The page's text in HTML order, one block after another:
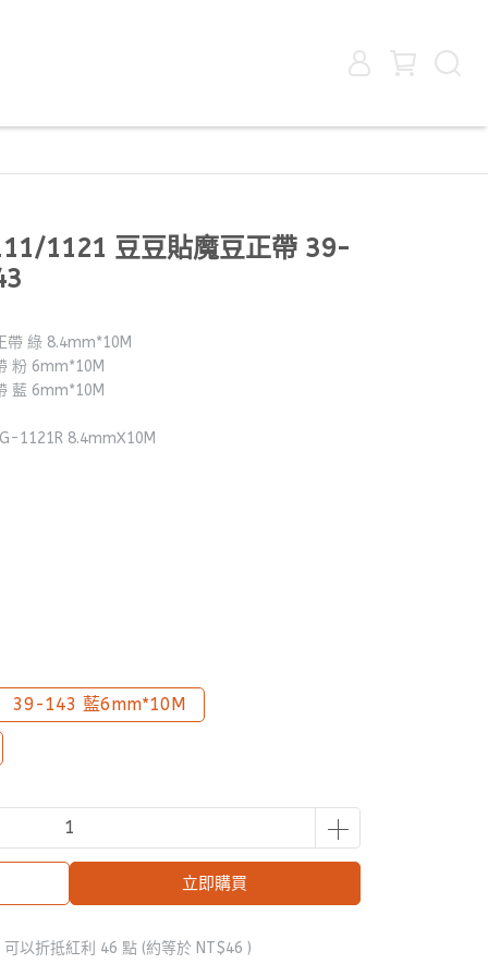
1121 豆豆貼魔豆正帶 39-
綠 8.4mm*10M
粉 6mm*10M
藍 6mm*10M
1121R 8.4mmX10M
39-143 藍6mm*10M
立即購買
以折抵紅利 46 點 (約等於 NT$46 )